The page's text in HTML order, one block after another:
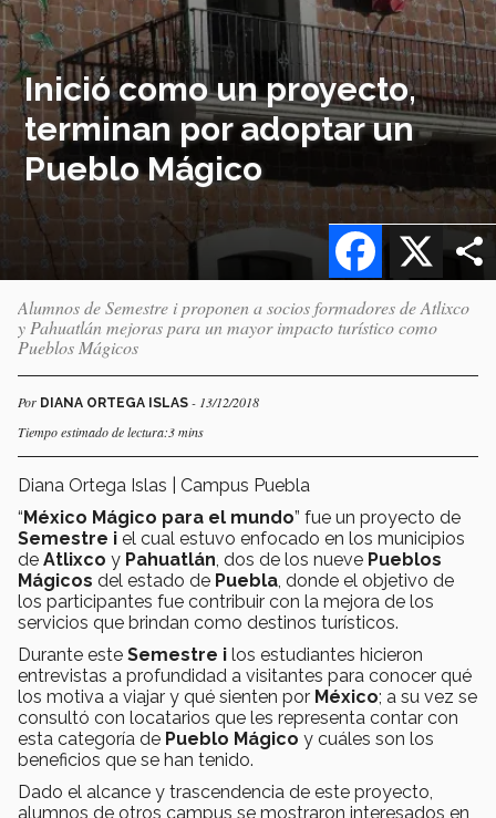
Inició como un proyecto,
terminan por adoptar un
Pueblo Mágico
X
Facebook
Alumnos de Semestre i proponen a socios formadores de Atlixco
y Pahuatlán mejoras para un mayor impacto turístico como
Pueblos Mágicos
Por DIANA ORTEGA ISLAS - 13/12/2018
Tiempo estimado de lectura:3 mins
Diana Ortega Islas | Campus Puebla
“México Mágico para el mundo” fue un proyecto de
Semestre i el cual estuvo enfocado en los municipios
de Atlixco y Pahuatlán , dos de los nueve Pueblos
Mágicos del estado de Puebla , donde el objetivo de
los participantes fue contribuir con la mejora de los
servicios que brindan como destinos turísticos.
Durante este Semestre i los estudiantes hicieron
entrevistas a profundidad a visitantes para conocer qué
los motiva a viajar y qué sienten por México; a su vez se
consultó con locatarios que les representa contar con
esta categoría de Pueblo Mágico y cuáles son los
beneficios que se han tenido.
Dado el alcance y trascendencia de este proyecto,
alumnos de otros campus se mostraron interesados en